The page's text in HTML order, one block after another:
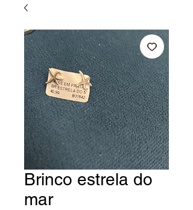
Brinco estrela do
mar